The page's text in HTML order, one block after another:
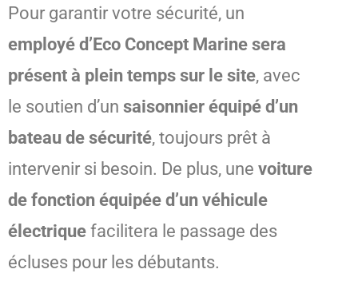
Pour garantir votre sécurité, un
employé d’Eco Concept Marine sera
présent à plein temps sur le site, avec
le soutien d’un saisonnier équipé d’un
bateau de sécurité, toujours prêt à
intervenir si besoin. De plus, une voiture
de fonction équipée d’un véhicule
électrique facilitera le passage des
écluses pour les débutants.